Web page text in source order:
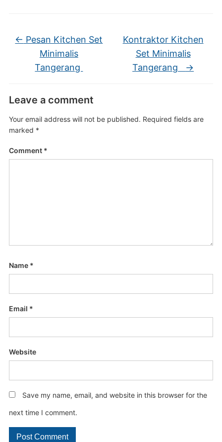
← Pesan Kitchen Set
Minimalis
Tangerang
Kontraktor Kitchen
Set Minimalis
Tangerang →
Leave a comment
Your email address will not be published. Required fields are
marked *
Comment *
Name *
Email *
Website
Save my name, email, and website in this browser for the
next time I comment.